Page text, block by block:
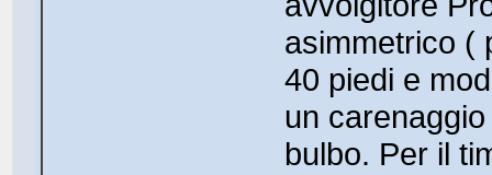
asimmetrico (
40 piedi e
un
bulbo. Per il